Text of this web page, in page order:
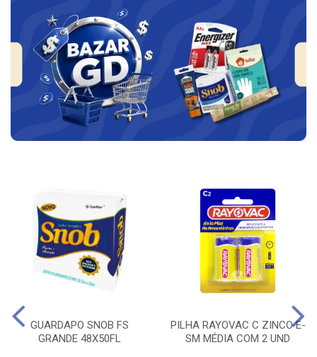
GUARDAPO SNOB FS
GRANDE 48X50FL
PILHA RAYOVAC C ZINCO E-
SM MÉDIA COM 2 UND